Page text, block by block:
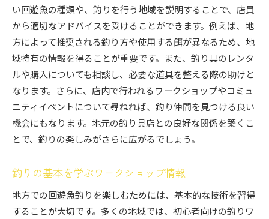
い回遊魚の種類や、釣りを行う地域を説明することで、店員
から適切なアドバイスを受けることができます。例えば、地
方によって推奨される釣り方や使用する餌が異なるため、地
域特有の情報を得ることが重要です。また、釣り具のレンタ
ルや購入についても相談し、必要な道具を整える際の助けと
なります。さらに、店内で行われるワークショップやコミュ
ニティイベントについて尋ねれば、釣り仲間を見つける良い
機会にもなります。地元の釣り具店との良好な関係を築くこ
とで、釣りの楽しみがさらに広がるでしょう。
釣りの基本を学ぶワークショップ情報
地方での回遊魚釣りを楽しむためには、基本的な技術を習得
することが大切です。多くの地域では、初心者向けの釣りワ